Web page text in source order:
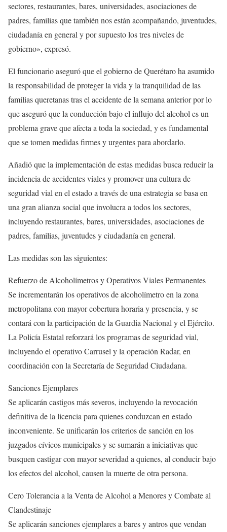
sectores, restaurantes, bares, universidades, asociaciones de
padres, familias que también nos están acompañando, juventudes,
ciudadanía en general y por supuesto los tres niveles de
gobierno», expresó.
El funcionario aseguró que el gobierno de Querétaro ha asumido
la responsabilidad de proteger la vida y la tranquilidad de las
familias queretanas tras el accidente de la semana anterior por lo
que aseguró que la conducción bajo el influjo del alcohol es un
problema grave que afecta a toda la sociedad, y es fundamental
que se tomen medidas firmes y urgentes para abordarlo.
Añadió que la implementación de estas medidas busca reducir la
incidencia de accidentes viales y promover una cultura de
seguridad vial en el estado a través de una estrategia se basa en
una gran alianza social que involucra a todos los sectores,
incluyendo restaurantes, bares, universidades, asociaciones de
padres, familias, juventudes y ciudadanía en general.
Las medidas son las siguientes:
Refuerzo de Alcoholímetros y Operativos Viales Permanentes
Se incrementarán los operativos de alcoholímetro en la zona
metropolitana con mayor cobertura horaria y presencia, y se
contará con la participación de la Guardia Nacional y el Ejército.
La Policía Estatal reforzará los programas de seguridad vial,
incluyendo el operativo Carrusel y la operación Radar, en
coordinación con la Secretaría de Seguridad Ciudadana.
Sanciones Ejemplares
Se aplicarán castigos más severos, incluyendo la revocación
definitiva de la licencia para quienes conduzcan en estado
inconveniente. Se unificarán los criterios de sanción en los
juzgados cívicos municipales y se sumarán a iniciativas que
busquen castigar con mayor severidad a quienes, al conducir bajo
los efectos del alcohol, causen la muerte de otra persona.
Cero Tolerancia a la Venta de Alcohol a Menores y Combate al
Clandestinaje
Se aplicarán sanciones ejemplares a bares y antros que vendan